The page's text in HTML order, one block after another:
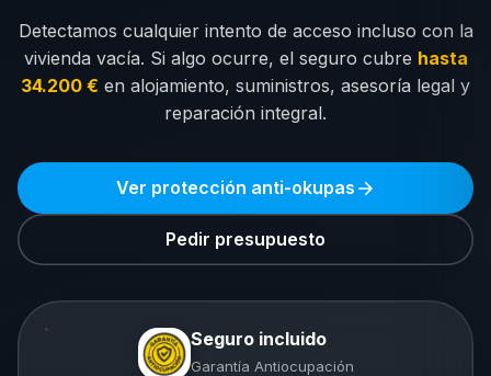
Detectamos cualquier intento de acceso incluso con la
vivienda vacía. Si algo ocurre, el seguro cubre hasta
34.200 € en alojamiento, suministros, asesoría legal y
reparación integral.
Ver protección anti-okupas
Pedir presupuesto
Seguro incluido
Garantía Antiocupación